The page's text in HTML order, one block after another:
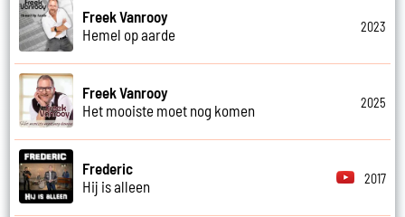
Freek Vanrooy
Hemel op aarde
2023
Freek Vanrooy
Het mooiste moet nog komen
2025
Frederic
Hij is alleen
2017